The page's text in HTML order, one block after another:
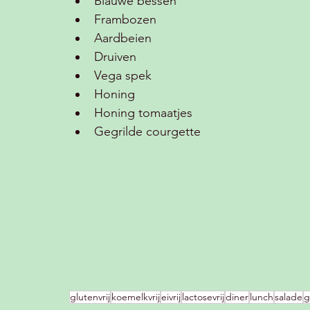
Frambozen
Aardbeien
Druiven
Vega spek
Honing
Honing tomaatjes
Gegrilde courgette
glutenvrijkoemelkvrijeivrijlactosevrijdinerlunchsalade